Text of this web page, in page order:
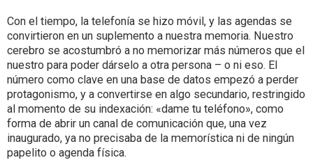
Con el tiempo, la telefonía se hizo móvil, y las agendas se
convirtieron en un suplemento a nuestra memoria. Nuestro
cerebro se acostumbró a no memorizar más números que el
nuestro para poder dárselo a otra persona – o ni eso. El
número como clave en una base de datos empezó a perder
protagonismo, y a convertirse en algo secundario, restringido
al momento de su indexación: «dame tu teléfono», como
forma de abrir un canal de comunicación que, una vez
inaugurado, ya no precisaba de la memorística ni de ningún
papelito o agenda física.